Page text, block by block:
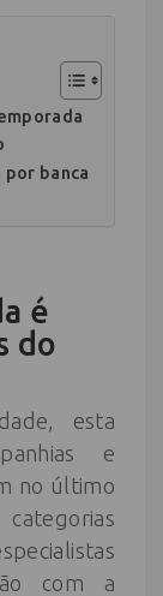
banca
é
do
esta
e
no último
com a